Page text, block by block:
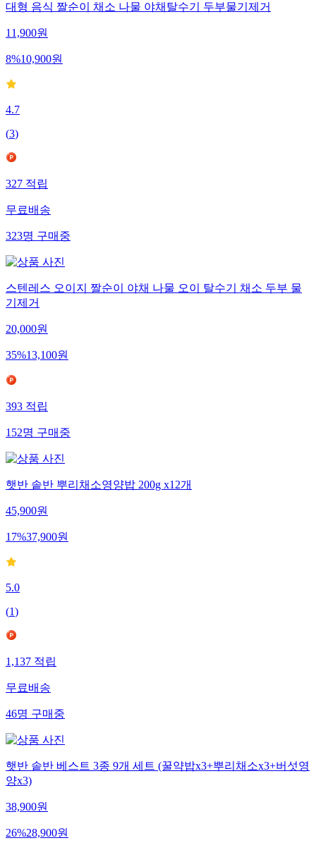
대형 음식 짤순이 채소 나물 야채탈수기 두부물기제거
11,900원
8%10,900원
4.7
(3)
327적립
무료배송
323명구매중
스텐레스 오이지 짤순이 야채 나물 오이 탈수기 채소 두부 물
기제거
20,000원
35%13,100원
393적립
152명구매중
햇반 솥반 뿌리채소영양밥 200g x12개
45,900원
17%37,900원
5.0
(1)
1,137적립
무료배송
46명구매중
햇반 솥반 베스트 3종 9개 세트 (꿀약밥x3+뿌리채소x3+버섯영
양x3)
38,900원
26%28,900원